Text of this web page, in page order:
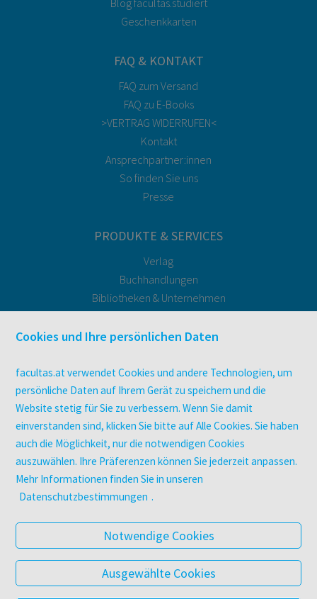
Geschenkkarten
FAQ & KONTAKT
FAQ zum Versand
FAQ zu E-Books
>VERTRAG WIDERRUFEN<
Kontakt
Ansprechpartner:innen
So finden Sie uns
Presse
PRODUKTE & SERVICES
Verlag
Buchhandlungen
Bibliotheken & Unternehmen
facultas Bindeservice
Druckerei facultas druckt.
Zeitschriften
Digitale Angebote
UNTERNEHMEN
Über facultas
facultas Kooperationen
Datenschutz & Cookies
AGB
Barrierefreiheit
Cookies und Ihre persönlichen Daten
facultas.at verwendet Cookies und andere Technologien, um
persönliche Daten auf Ihrem Gerät zu speichern und die
Website stetig für Sie zu verbessern. Wenn Sie damit
einverstanden sind, klicken Sie bitte auf Alle Cookies. Sie haben
auch die Möglichkeit, nur die notwendigen Cookies
auszuwählen. Ihre Präferenzen können Sie jederzeit anpassen.
Mehr Informationen finden Sie in unseren
Datenschutzbestimmungen .
Notwendige Cookies
Ausgewählte Cookies